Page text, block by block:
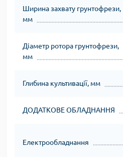
Ширина захвату грунтофрези,
мм
Діаметр ротора грунтофрези,
мм
Глибина культивації, мм
ДОДАТКОВЕ ОБЛАДНАННЯ
Електрообладнання